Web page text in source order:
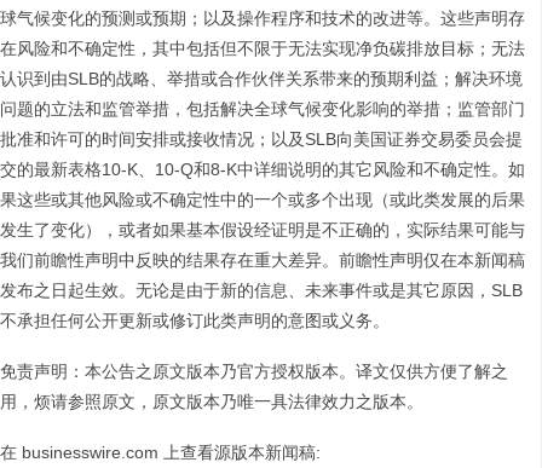
球气候变化的预测或预期；以及操作程序和技术的改进等。这些声明存
在风险和不确定性，其中包括但不限于无法实现净负碳排放目标；无法
认识到由SLB的战略、举措或合作伙伴关系带来的预期利益；解决环境
问题的立法和监管举措，包括解决全球气候变化影响的举措；监管部门
批准和许可的时间安排或接收情况；以及SLB向美国证券交易委员会提
交的最新表格10-K、10-Q和8-K中详细说明的其它风险和不确定性。如
果这些或其他风险或不确定性中的一个或多个出现（或此类发展的后果
发生了变化），或者如果基本假设经证明是不正确的，实际结果可能与
我们前瞻性声明中反映的结果存在重大差异。前瞻性声明仅在本新闻稿
发布之日起生效。无论是由于新的信息、未来事件或是其它原因，SLB
不承担任何公开更新或修订此类声明的意图或义务。
免责声明：本公告之原文版本乃官方授权版本。译文仅供方便了解之
用，烦请参照原文，原文版本乃唯一具法律效力之版本。
在 businesswire.com 上查看源版本新闻稿: